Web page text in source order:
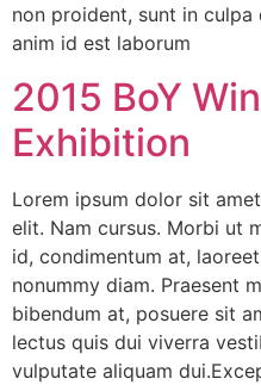
non proident, sunt in
anim id est laborum
2015 BoY
Exhibition
Lorem ipsum dolor sit
elit. Nam cursus. Morbi ut
id, condimentum at,
nonummy diam. Praesent
bibendum at, posuere sit
lectus quis dui viverra
vulputate aliquam